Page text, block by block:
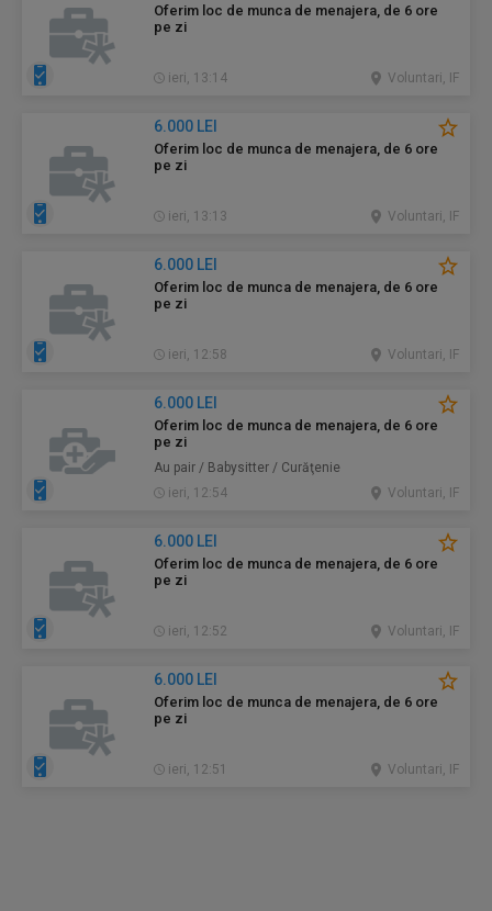
Oferim loc de munca de menajera, de 6 ore
pe zi
ieri, 13:14 Voluntari, IF
6.000 LEI
Oferim loc de munca de menajera, de 6 ore
pe zi
ieri, 13:13 Voluntari, IF
6.000 LEI
Oferim loc de munca de menajera, de 6 ore
pe zi
ieri, 12:58 Voluntari, IF
6.000 LEI
Oferim loc de munca de menajera, de 6 ore
pe zi
Au pair / Babysitter / Curăţenie
ieri, 12:54
Voluntari, IF
6.000 LEI
Oferim loc de munca de menajera, de 6 ore
pe zi
ieri, 12:52 Voluntari, IF
6.000 LEI
Oferim loc de munca de menajera, de 6 ore
pe zi
ieri, 12:51 Voluntari, IF